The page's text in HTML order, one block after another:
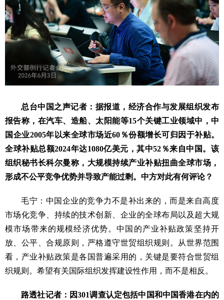
总台中国之声记者：据报道，经济合作与发展组织发布
报告称，在汽车、造船、太阳能等15个关键工业领域中，中
国企业2005年以来全球市场近60％份额增长可归因于补贴。
全球补贴总额2024年达1080亿美元，其中52％来自中国。该
组织秘书长科尔曼称，大规模持续产业补贴扭曲全球市场，
形成不公平竞争优势并导致产能过剩。中方对此有何评论？
毛宁：中国企业的竞争力不是补出来的，而是来自高度
市场化竞争、持续的技术创新、企业的全球布局以及超大规
模市场带来的规模经济优势。中国的产业补贴政策坚持开
放、公平、合规原则，严格遵守世贸组织规则。从世界范围
看，产业补贴政策是各国普遍采用的，关键是要符合世贸组
织规则。希望有关国际组织发挥建设性作用，而不是相反。
路透社记者：因301调查认定包括中国和中国香港在内的